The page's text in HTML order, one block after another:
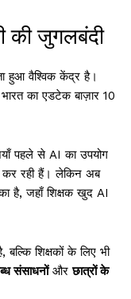
की जुगलबंदी
हुआ वैश्विक केंद्र है।
का एडटेक बाज़ार 10
पहले से AI का उपयोग
रही हैं। लेकिन अब
है, जहाँ शिक्षक खुद AI
बल्कि शिक्षकों के लिए भी
संसाधनोंऔरछात्रों के